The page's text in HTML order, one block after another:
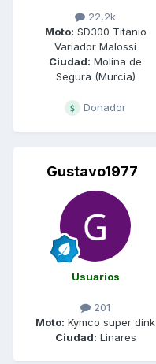
22,2k
Moto: SD300 Titanio
Variador Malossi
Ciudad: Molina de
Segura (Murcia)
Donador
Gustavo1977
Usuarios
201
Moto: Kymco super dink
Ciudad: Linares